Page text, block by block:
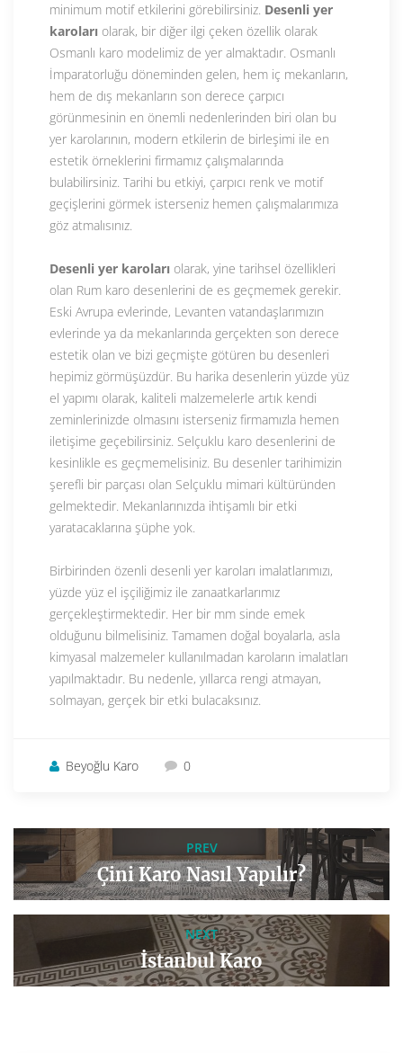
minimum motif etkilerini görebilirsiniz. Desenli yer
karoları olarak, bir diğer ilgi çeken özellik olarak
Osmanlı karo modelimiz de yer almaktadır. Osmanlı
İmparatorluğu döneminden gelen, hem iç mekanların,
hem de dış mekanların son derece çarpıcı
görünmesinin en önemli nedenlerinden biri olan bu
yer karolarının, modern etkilerin de birleşimi ile en
estetik örneklerini firmamız çalışmalarında
bulabilirsiniz. Tarihi bu etkiyi, çarpıcı renk ve motif
geçişlerini görmek isterseniz hemen çalışmalarımıza
göz atmalısınız.
Desenli yer karoları olarak, yine tarihsel özellikleri
olan Rum karo desenlerini de es geçmemek gerekir.
Eski Avrupa evlerinde, Levanten vatandaşlarımızın
evlerinde ya da mekanlarında gerçekten son derece
estetik olan ve bizi geçmişte götüren bu desenleri
hepimiz görmüşüzdür. Bu harika desenlerin yüzde yüz
el yapımı olarak, kaliteli malzemelerle artık kendi
zeminlerinizde olmasını isterseniz firmamızla hemen
iletişime geçebilirsiniz. Selçuklu karo desenlerini de
kesinlikle es geçmemelisiniz. Bu desenler tarihimizin
şerefli bir parçası olan Selçuklu mimari kültüründen
gelmektedir. Mekanlarınızda ihtişamlı bir etki
yaratacaklarına şüphe yok.
Birbirinden özenli desenli yer karoları imalatlarımızı,
yüzde yüz el işçiliğimiz ile zanaatkarlarımız
gerçekleştirmektedir. Her bir mm sinde emek
olduğunu bilmelisiniz. Tamamen doğal boyalarla, asla
kimyasal malzemeler kullanılmadan karoların imalatları
yapılmaktadır. Bu nedenle, yıllarca rengi atmayan,
solmayan, gerçek bir etki bulacaksınız.
Beyoğlu Karo 0
PREV
Çini Karo Nasıl Yapılır?
NEXT
İstanbul Karo